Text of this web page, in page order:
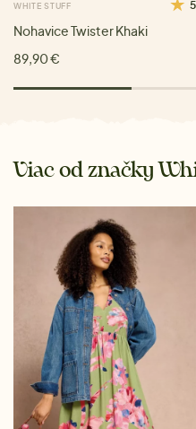
WHITE STUFF 5
Nohavice Twister Khaki
89,90 €
Viac od značky